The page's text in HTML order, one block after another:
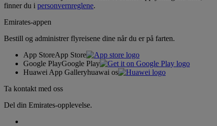
finner du i personvernreglene.
Emirates-appen
Bestill og administrer flyreisene dine når du er på farten.
App StoreApp Store
Google PlayGoogle Play
Huawei App Galleryhuawai os
Ta kontakt med oss
Del din Emirates-opplevelse.